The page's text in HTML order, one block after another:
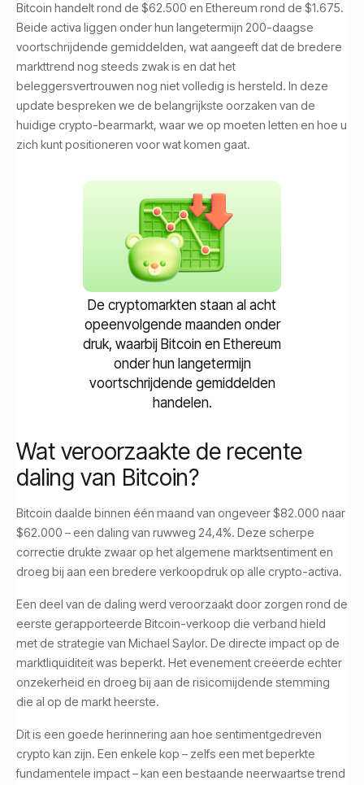
Bitcoin handelt rond de $62.500 en Ethereum rond de $1.675.
Beide activa liggen onder hun langetermijn 200-daagse
voortschrijdende gemiddelden, wat aangeeft dat de bredere
markttrend nog steeds zwak is en dat het
beleggersvertrouwen nog niet volledig is hersteld. In deze
update bespreken we de belangrijkste oorzaken van de
huidige crypto-bearmarkt, waar we op moeten letten en hoe u
zich kunt positioneren voor wat komen gaat.
De cryptomarkten staan al acht
opeenvolgende maanden onder
druk, waarbij Bitcoin en Ethereum
onder hun langetermijn
voortschrijdende gemiddelden
handelen.
Wat veroorzaakte de recente
daling van Bitcoin?
Bitcoin daalde binnen één maand van ongeveer $82.000 naar
$62.000 – een daling van ruwweg 24,4%. Deze scherpe
correctie drukte zwaar op het algemene marktsentiment en
droeg bij aan een bredere verkoopdruk op alle crypto-activa.
Een deel van de daling werd veroorzaakt door zorgen rond de
eerste gerapporteerde Bitcoin-verkoop die verband hield
met de strategie van Michael Saylor. De directe impact op de
marktliquiditeit was beperkt. Het evenement creëerde echter
onzekerheid en droeg bij aan de risicomijdende stemming
die al op de markt heerste.
Dit is een goede herinnering aan hoe sentimentgedreven
crypto kan zijn. Een enkele kop – zelfs een met beperkte
fundamentele impact – kan een bestaande neerwaartse trend